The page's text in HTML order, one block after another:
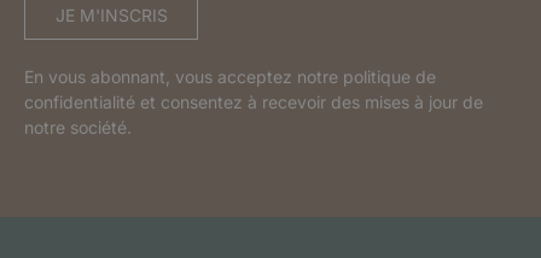
e
e
m
a
s
e
-
m
JE M'INSCRIS
En vous abonnant, vous acceptez notre politique de
confidentialité et consentez à recevoir des mises à jour de
notre société.